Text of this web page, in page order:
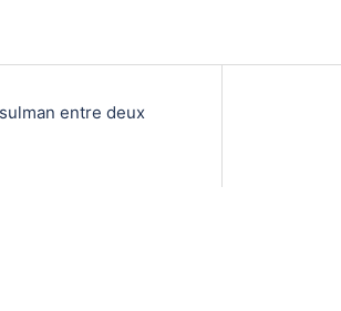
entre deux